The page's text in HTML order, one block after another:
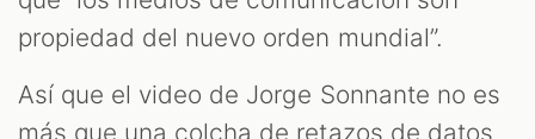
propiedad del nuevo orden mundial”.
Así que el video de Jorge Sonnante no es
más que una colcha de retazos de datos